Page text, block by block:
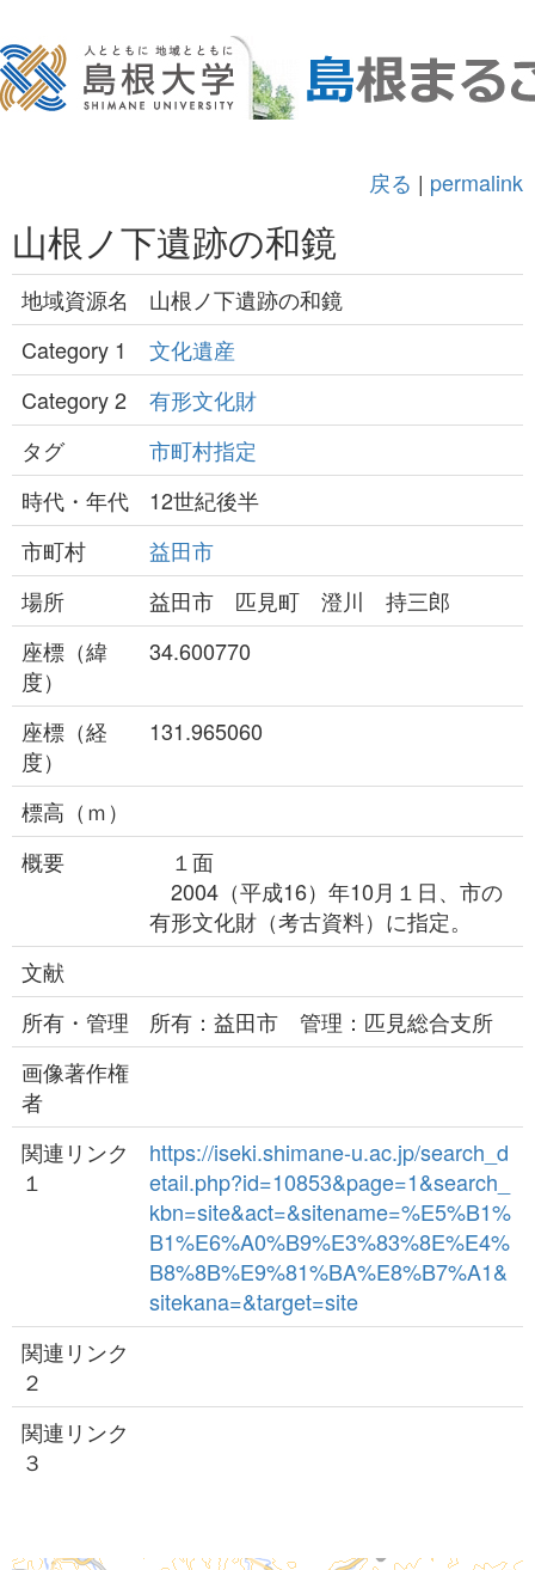
戻る | permalink
山根ノ下遺跡の和鏡
地域資源名
山根ノ下遺跡の和鏡
Category 1
文化遺産
Category 2
有形文化財
タグ
市町村指定
時代・年代
12世紀後半
市町村
益田市
場所
益田市 匹見町 澄川 持三郎
座標（緯
度）
34.600770
座標（経
度）
131.965060
標高（ｍ）
概要
１面
2004（平成16）年10月１日、市の
有形文化財（考古資料）に指定。
文献
所有・管理
所有：益田市 管理：匹見総合支所
画像著作権
者
関連リンク
１
https://iseki.shimane-u.ac.jp/search_d
etail.php?id=10853&page=1&search_
kbn=site&act=&sitename=%E5%B1%
B1%E6%A0%B9%E3%83%8E%E4%
B8%8B%E9%81%BA%E8%B7%A1&
sitekana=&target=site
関連リンク
２
関連リンク
３